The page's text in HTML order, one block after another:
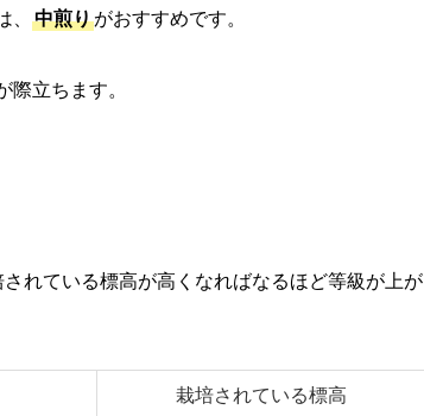
、 中煎りがおすすめです。
立ちます。
れている標高が高くなればなるほど等級が上が
栽培されている標高